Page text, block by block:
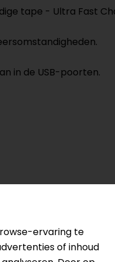
tape - Ultra Fast
in de USB-poorten.
ervaring te
of inhoud